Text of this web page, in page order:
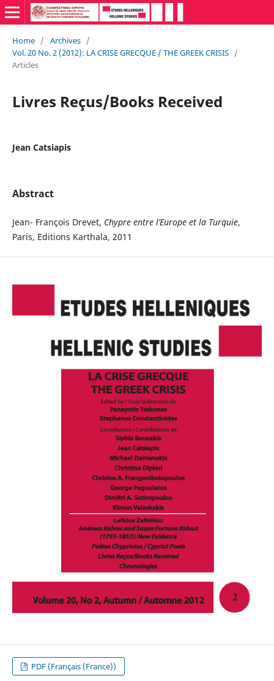
Home / Archives /
Vol. 20 No. 2 (2012): LA CRISE GRECQUE / THE GREEK CRISIS /
Articles
Livres Reçus/Books Received
Jean Catsiapis
Abstract
Jean- François Drevet, Chypre entre l’Europe et la Turquie,
Paris, Editions Karthala, 2011
PDF (Français (France))